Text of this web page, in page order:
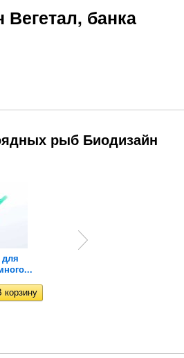
банка
рыб Биодизайн